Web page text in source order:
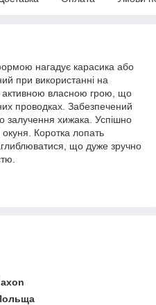
нагадує карасика або
при використанні на
активною власною грою, що
проводках. Забезпечений
хижака. Успішно
Коротка лопать
що дуже зручно